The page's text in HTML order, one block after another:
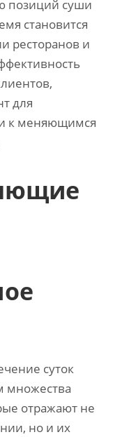
позиций суши
становится
ресторанов и
для
к меняющимся
суток
множества
отражают не
но и их